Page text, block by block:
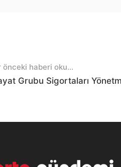
önceki haberi oku...
Grubu Sigortaları